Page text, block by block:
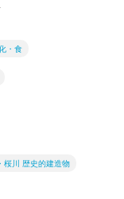
・食
桜川 歴史的建造物